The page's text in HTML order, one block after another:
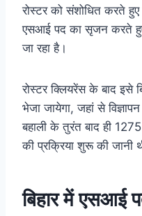
रोस्टर को संशोधित करते
एसआई पद का सृजन करते हुए
जा रहा है।
रोस्टर क्लियरेंस के बाद इसे
भेजा जायेगा, जहां से
बहाली के तुरंत बाद ही 1275
की प्रक्रिया शुरू की जानी
बिहार में एसआई